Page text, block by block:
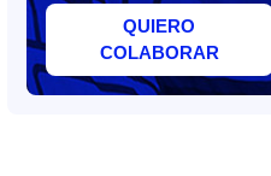
QUIERO
COLABORAR